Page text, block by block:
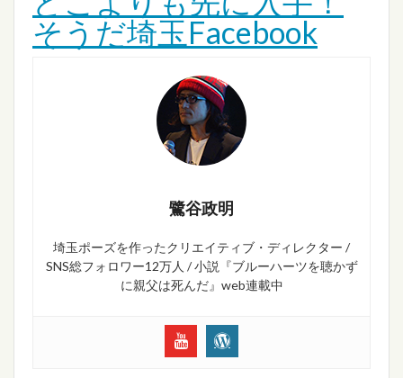
そうだ埼玉Facebook
鷺谷政明
埼玉ポーズを作ったクリエイティブ・ディレクター /
SNS総フォロワー12万人 / 小説『ブルーハーツを聴かず
に親父は死んだ』web連載中